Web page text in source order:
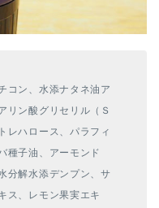
コン、水添ナタネ油ア
リン酸グリセリル（Ｓ
レハロース、パラフィ
種子油、アーモンド
分解水添デンプン、サ
ス、レモン果実エキ